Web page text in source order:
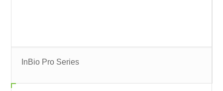
InBio Pro Series